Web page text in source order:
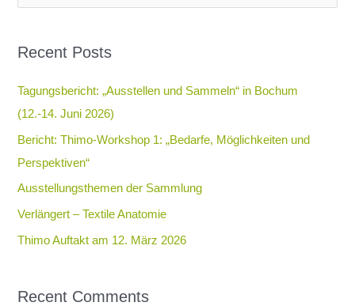
r
c
h
Recent Posts
Tagungsbericht: „Ausstellen und Sammeln“ in Bochum
(12.-14. Juni 2026)
Bericht: Thimo-Workshop 1: „Bedarfe, Möglichkeiten und
Perspektiven“
Ausstellungsthemen der Sammlung
Verlängert – Textile Anatomie
Thimo Auftakt am 12. März 2026
Recent Comments